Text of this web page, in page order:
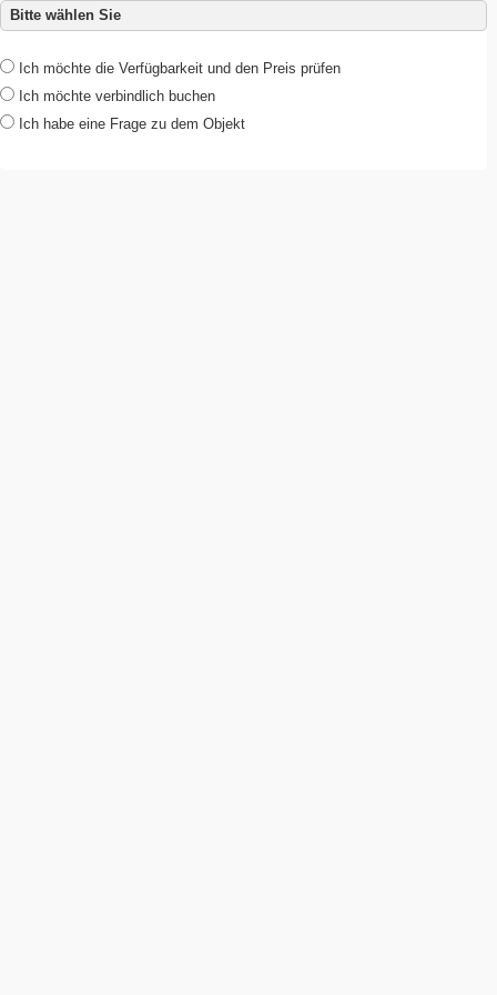
Bitte wählen Sie
Ich möchte die Verfügbarkeit und den Preis prüfen
Ich möchte verbindlich buchen
Ich habe eine Frage zu dem Objekt